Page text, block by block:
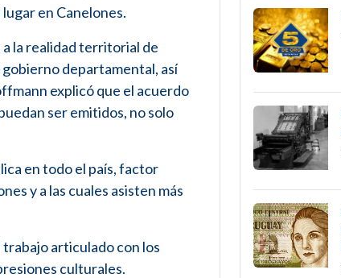
en Canelones.
la realidad territorial de
departamental, así
explicó que el acuerdo
ser emitidos, no solo
en todo el país, factor
y a las cuales asisten más
articulado con los
culturales.